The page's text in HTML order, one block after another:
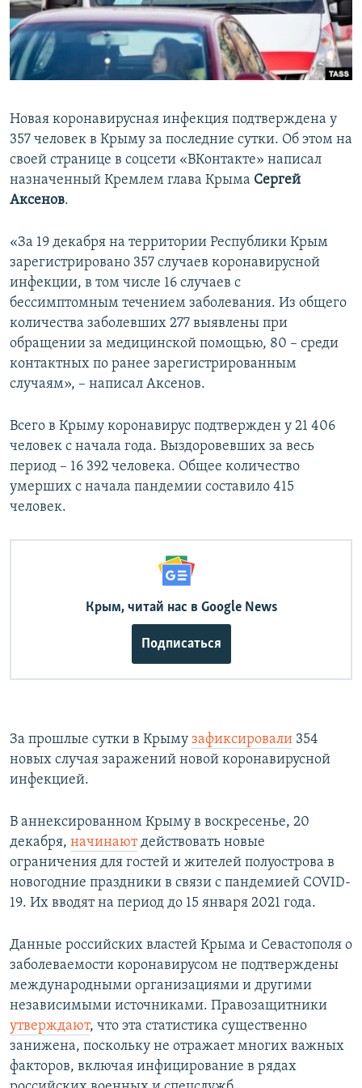
ПОБЕДИТЕЛЕЙ НЕ СУДЯТ?
КРЫМ.НЕПОКОРЕННЫЙ
ELIFBE
ПРИСОЕДИНЯЙТЕСЬ!
Все сайты RFE/RL
Новая коронавирусная инфекция подтверждена у
357 человек в Крыму за последние сутки. Об этом на
своей странице в соцсети «ВКонтакте» написал
назначенный Кремлем глава Крыма Сергей
Аксенов.
«За 19 декабря на территории Республики Крым
зарегистрировано 357 случаев коронавирусной
инфекции, в том числе 16 случаев с
бессимптомным течением заболевания. Из общего
количества заболевших 277 выявлены при
обращении за медицинской помощью, 80 – среди
контактных по ранее зарегистрированным
случаям», – написал Аксенов.
Всего в Крыму коронавирус подтвержден у 21 406
человек с начала года. Выздоровевших за весь
период – 16 392 человека. Общее количество
умерших с начала пандемии составило 415
человек.
Крым, читай нас в Google News
Подписаться
За прошлые сутки в Крыму зафиксировали 354
новых случая заражений новой коронавирусной
инфекцией.
В аннексированном Крыму в воскресенье, 20
декабря, начинаютдействовать новые
ограничения для гостей и жителей полуострова в
новогодние праздники в связи с пандемией COVID-
19. Их вводят на период до 15 января 2021 года.
Данные российских властей Крыма и Севастополя о
заболеваемости коронавирусом не подтверждены
международными организациями и другими
независимыми источниками. Правозащитники
утверждают, что эта статистика существенно
занижена, поскольку не отражает многих важных
факторов, включая инфицирование в рядах